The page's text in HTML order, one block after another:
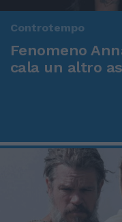
Controtempo
Fenomeno
cala un altro